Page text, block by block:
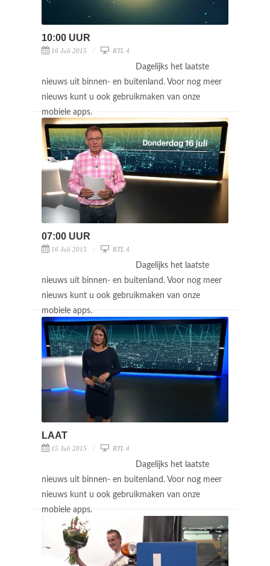
10:00 UUR
16 Juli 2015 RTL 4
Dagelijks het laatste
nieuws uit binnen- en buitenland. Voor nog meer
nieuws kunt u ook gebruikmaken van onze
mobiele apps.
07:00 UUR
16 Juli 2015 RTL 4
Dagelijks het laatste
nieuws uit binnen- en buitenland. Voor nog meer
nieuws kunt u ook gebruikmaken van onze
mobiele apps.
LAAT
15 Juli 2015 RTL 4
Dagelijks het laatste
nieuws uit binnen- en buitenland. Voor nog meer
nieuws kunt u ook gebruikmaken van onze
mobiele apps.